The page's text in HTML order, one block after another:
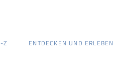
Z ENTDECKEN UND ERLEBEN